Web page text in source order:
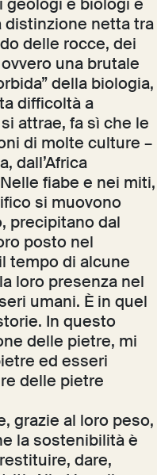
geologi e biologi è
distinzione netta tra
delle rocce, dei
una brutale
della biologia,
difficoltà a
attrae, fa sì che le
di molte culture –
dall’Africa
fiabe e nei miti,
si muovono
precipitano dal
posto nel
tempo di alcune
loro presenza nel
umani. È in quel
In questo
delle pietre, mi
ed esseri
delle pietre
grazie al loro peso,
la sostenibilità è
dare,